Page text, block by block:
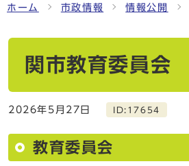
ホーム 市政情報 情報公開
関市教育委員会
2026年5月27日 ID:17654
教育委員会